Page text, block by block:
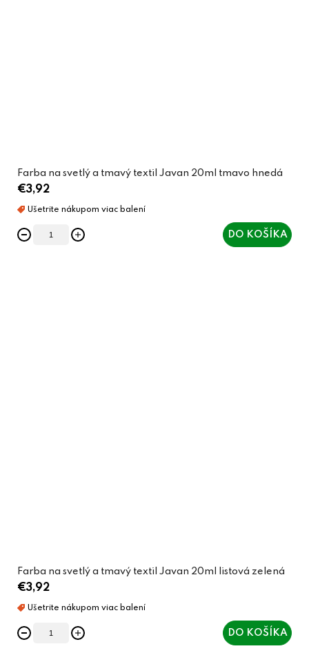
Farba na svetlý a tmavý textil Javan 20ml tmavo hnedá
€3,92
DO KOŠÍKA
Farba na svetlý a tmavý textil Javan 20ml listová zelená
€3,92
DO KOŠÍKA